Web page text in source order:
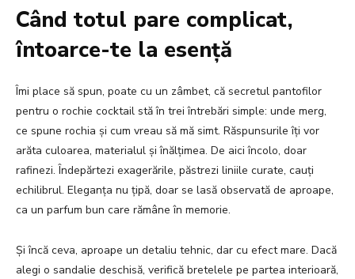
Când totul pare complicat,
întoarce-te la esență
Îmi place să spun, poate cu un zâmbet, că secretul pantofilor
pentru o rochie cocktail stă în trei întrebări simple: unde merg,
ce spune rochia și cum vreau să mă simt. Răspunsurile îți vor
arăta culoarea, materialul și înălțimea. De aici încolo, doar
rafinezi. Îndepărtezi exagerările, păstrezi liniile curate, cauți
echilibrul. Eleganța nu țipă, doar se lasă observată de aproape,
ca un parfum bun care rămâne în memorie.
Și încă ceva, aproape un detaliu tehnic, dar cu efect mare. Dacă
alegi o sandalie deschisă, verifică bretelele pe partea interioară,